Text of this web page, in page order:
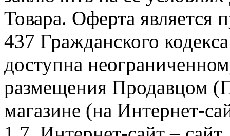
Товара. Оферта является
437 Гражданского
доступна
размещения Продавцом
магазине (на Интернет-